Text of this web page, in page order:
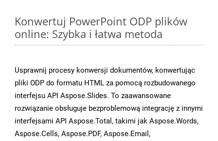
Konwertuj PowerPoint ODP plików
online: Szybka i łatwa metoda
Usprawnij procesy konwersji dokumentów, konwertując
pliki ODP do formatu HTML za pomocą rozbudowanego
interfejsu API Aspose.Slides. To zaawansowane
rozwiązanie obsługuje bezproblemową integrację z innymi
interfejsami API Aspose.Total, takimi jak Aspose.Words,
Aspose.Cells, Aspose.PDF, Aspose.Email,